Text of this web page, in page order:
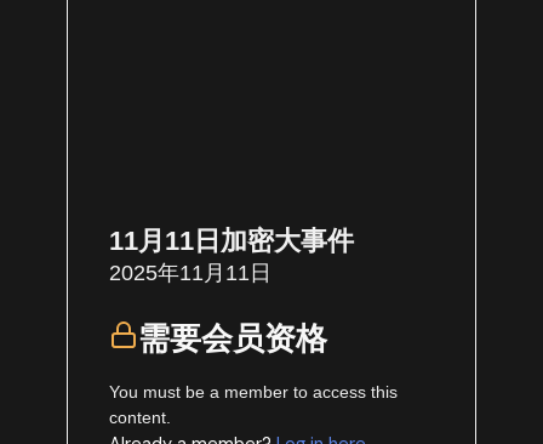
11月11日加密大事件
2025年11月11日
需要会员资格
You must be a member to access this
content.